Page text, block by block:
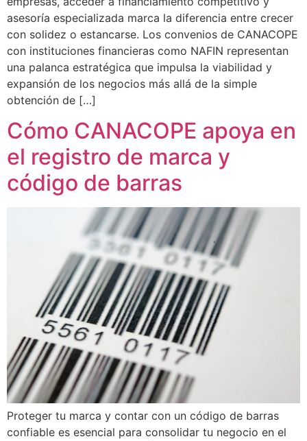
asesoría especializada marca la diferencia entre crecer
con solidez o estancarse. Los convenios de CANACOPE
con instituciones financieras como NAFIN representan
una palanca estratégica que impulsa la viabilidad y
expansión de los negocios más allá de la simple
obtención de […]
Cómo CANACOPE apoya en
el registro de marca y
código de barras
Proteger tu marca y contar con un código de barras
confiable es esencial para consolidar tu negocio en el